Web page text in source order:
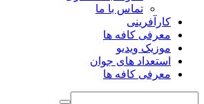
تماس با ما
کارآفرینی
معرفی کافه ها
موزیک ویدیو
استعداد های جوان
معرفی کافه ها